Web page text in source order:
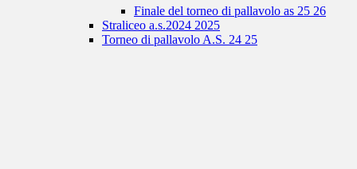
Finale del torneo di pallavolo as 25 26
Straliceo a.s.2024 2025
Torneo di pallavolo A.S. 24 25